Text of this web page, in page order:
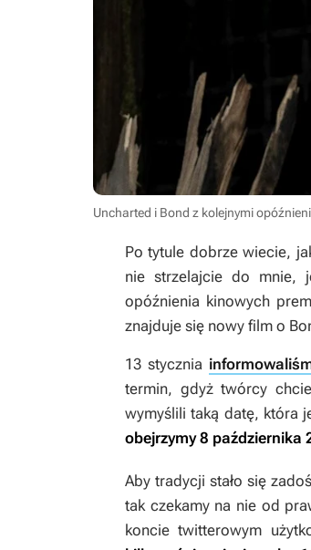
Uncharted i Bond z kolejnymi
Po tytule dobrze wiecie,
nie strzelajcie do mnie,
opóźnienia kinowych
znajduje się nowy film o
13 stycznia
termin, gdyż twórcy
wymyślili taką datę, która
obejrzymy 8 października
Aby tradycji stało się
tak czekamy na nie od
koncie twitterowym